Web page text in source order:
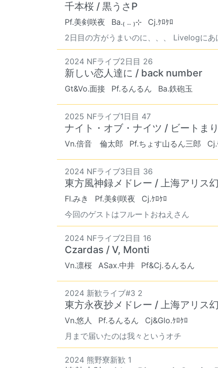
千本桜 / 黒うさP
Pf.美剣咲夜 Ba.₍ .. ₎⊹
Cj.ｹﾛｹﾛ
2日目の方がうまいのに、、、 Livelogにあ
2024 NFライブ2日目 26
新しい恋人達に / back number
Gt&Vo.面接 Pf.るんるん Ba.鉄砲玉
2025 NFライブ1日目 47
ナイト・オブ・ナイツ / ビートま
Vn.倍音 倫太郎 Pf.ちょす山るん三郎
2024 NFライブ3日目 36
東方風神録メドレー / 上海アリス
Fl.みき Pf.美剣咲夜
Cj.ｹﾛｹﾛ
今回のゲストはフルートおねえさん
2024 NFライブ2日目 16
Czardas / V, Monti
Vn.凛桜 ASax.中井 Pf&Cj.るんるん
2024 新歓ライブ#3 2
東方永夜抄メドレー / 上海アリス
Vn.悠人 Pf.るんるん
Cj&Glo.ｹﾛｹﾛ
月まで届いたのは我々というオチ
2024 熊野寮新歓 1